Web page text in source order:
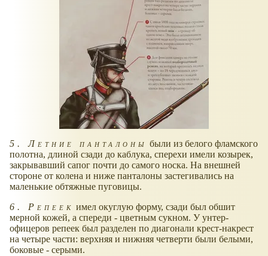
5. Летние панталоны были из белого фламского
полотна, длиной сзади до каблука, сперехи имели козырек,
закрывавший сапог почти до самого носка. На внешней
стороне от колена и ниже панталоны застегивались на
маленькие обтяжные пуговицы.
6. Репеек имел окуглую форму, сзади был обшит
мерной кожей, а спереди - цветным сукном. У унтер-
офицеров репеек был разделен по диагонали крест-накрест
на четыре части: верхняя и нижняя четверти были белыми,
боковые - серыми.